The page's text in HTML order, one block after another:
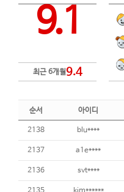
9.1
최근 6개월9.4
순서 아이디
2138 blu****
2137 a1e****
2136 svt****